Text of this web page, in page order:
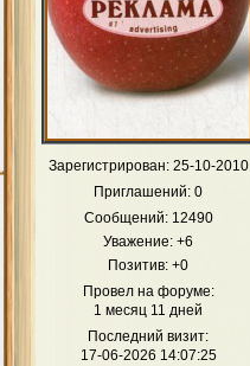
Зарегистрирован: 25-10-2010
Приглашений: 0
Сообщений:12490
Уважение: +6
Позитив: +0
Провел на форуме:
1 месяц 11 дней
Последний визит:
17-06-2026 14:07:25